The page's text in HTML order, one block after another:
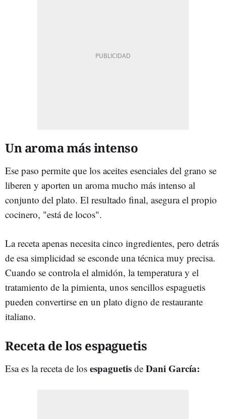
Un aroma más intenso
Ese paso permite que los aceites esenciales del grano se
liberen y aporten un aroma mucho más intenso al
conjunto del plato. El resultado final, asegura el propio
cocinero, "está de locos".
La receta apenas necesita cinco ingredientes, pero detrás
de esa simplicidad se esconde una técnica muy precisa.
Cuando se controla el almidón, la temperatura y el
tratamiento de la pimienta, unos sencillos espaguetis
pueden convertirse en un plato digno de restaurante
italiano.
Receta de los espaguetis
Esa es la receta de los espaguetis de Dani García: